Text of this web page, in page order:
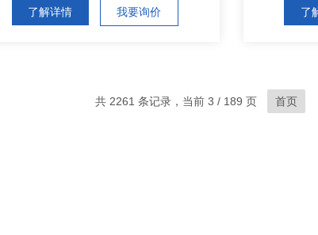
了解详情 我要询价 了
共 2261 条记录，当前 3 / 189 页 首页